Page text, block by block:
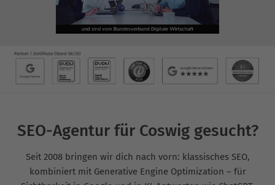
SEO-Agentur für Coswig gesucht?
Seit 2008 bringen wir dich nach vorn: klassisches SEO,
kombiniert mit Generative Engine Optimization – für